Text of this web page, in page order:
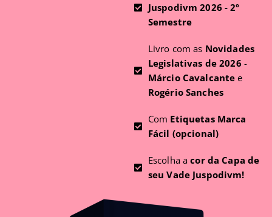
Juspodivm 2026 - 2º
Semestre
Livro com as Novidades
Legislativas de 2026 -
Márcio Cavalcante e
Rogério Sanches
Com Etiquetas Marca
Fácil (opcional)
Escolha acor da Capa de
seu Vade Juspodivm!